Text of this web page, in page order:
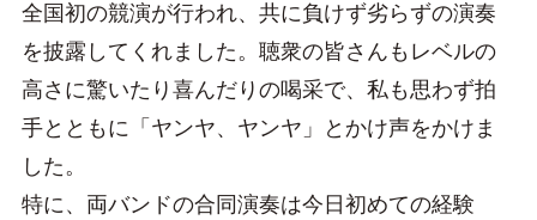
全国初の競演が行われ、共に負けず劣らずの演奏
を披露してくれました。聴衆の皆さんもレベルの
高さに驚いたり喜んだりの喝采で、私も思わず拍
手とともに「ヤンヤ、ヤンヤ」とかけ声をかけま
した。
特に、両バンドの合同演奏は今日初めての経験